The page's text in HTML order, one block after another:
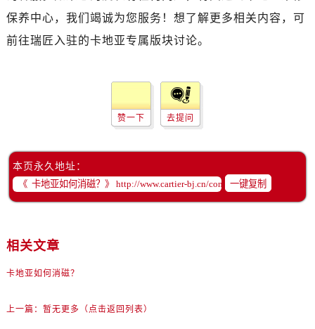
保养中心，我们竭诚为您服务！想了解更多相关内容，可
前往瑞匠入驻的卡地亚专属版块讨论。
赞一下 去提问
本页永久地址：
一键复制
相关文章
卡地亚如何消磁？
上一篇： 暂无更多（点击返回列表）